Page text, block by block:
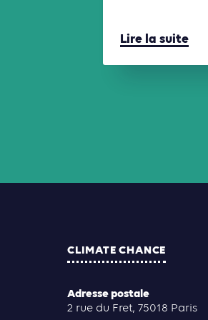
Lire la suite
CLIMATE CHANCE
Adresse postale
2 rue du Fret, 75018 Paris